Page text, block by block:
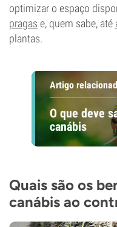
optimizar o espaço
pragas e, quem sabe, até
plantas.
Artigo
O que deve
canábis
Quais são os
canábis ao